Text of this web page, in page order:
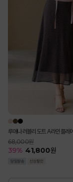
루애나 러블리 도트 A라인 플레
68,000원
39% 41,800원